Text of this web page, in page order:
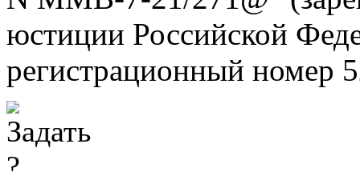
юстиции Российской
регистрационный номер